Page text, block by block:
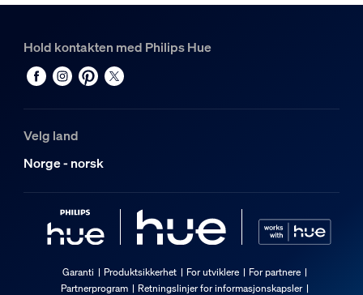
Hold kontakten med Philips Hue
Velg land
Norge - norsk
Garanti Produktsikkerhet For utviklere
For partnere
Partnerprogram
Retningslinjer for informasjonskapsler